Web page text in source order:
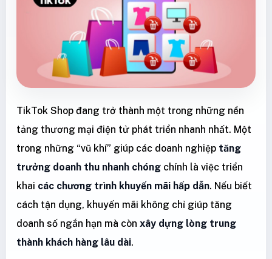
TikTok Shop đang trở thành một trong những nền
tảng thương mại điện tử phát triển nhanh nhất. Một
trong những “vũ khí” giúp các doanh nghiệp tăng
trưởng doanh thu nhanh chóng chính là việc triển
khai các chương trình khuyến mãi hấp dẫn. Nếu biết
cách tận dụng, khuyến mãi không chỉ giúp tăng
doanh số ngắn hạn mà còn xây dựng lòng trung
thành khách hàng lâu dài.